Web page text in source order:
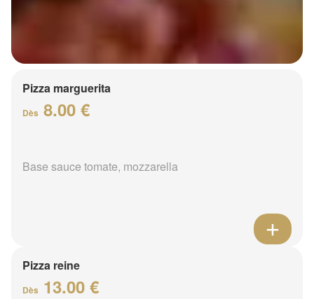
Pizza marguerita
Dès 8.00 €
Base sauce tomate, mozzarella
Pizza reine
Dès 13.00 €